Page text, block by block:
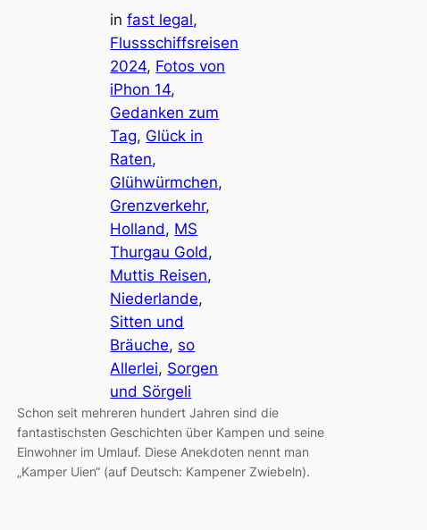
infast legal
Flussschiffsreisen
2024, Fotos von
iPhon 14
Gedanken zum
Tag, Glück in
Raten
Glühwürmchen
Grenzverkehr
Holland, MS
Thurgau Gold
Muttis Reisen
Niederlande
Sitten und
Bräuche, so
Allerlei, Sorgen
und Sörgeli
Schon seit mehreren hundert Jahren sind die
fantastischsten Geschichten über Kampen und seine
Einwohner im Umlauf. Diese Anekdoten nennt man
„Kamper Uien“ (auf Deutsch: Kampener Zwiebeln).